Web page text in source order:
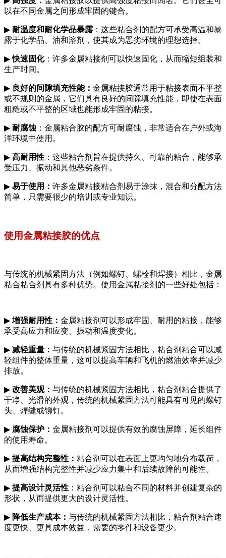
以在不同金属之间形成牢固的键合。
▶ 耐温度和耐化学品暴露 ：这些粘合剂的配方可承受高温和暴
露于化学品、油和溶剂，使其成为恶劣环境的理想选择。
▶快速固化：许多金属粘接剂可以快速固化，从而缩短组装和
生产时间。
▶ 良好的间隙填充性能： 金属粘接胶通常用于粘接表面不平整
或不规则的金属，它们具有良好的间隙填充性能，即使在表面
粗糙或不平整的区域也能形成牢固的粘接。
▶ 耐腐蚀 ：金属粘合胶的配方可耐腐蚀，非常适合在户外或海
洋环境中使用。
▶ 高耐用性 ：这些粘合剂旨在提供持久、可靠的粘合，能够承
受压力、振动和其他恶劣条件。
▶ 易于使用： 许多金属粘接粘合剂易于涂抹，混合和分配方法
简单，只需要很少的培训或专业知识。
使用金属粘接胶的优点
与传统的机械紧固方法（例如螺钉、螺栓和焊接）相比，金属
粘合粘合剂具有多种优势。使用金属粘接剂的一些好处包括：
▶ 增强耐用性： 金属粘接剂可以形成牢固、耐用的粘接，能够
承受高应力和应变、振动和温度变化。
▶ 减轻重量： 与传统的机械紧固方法相比，粘合剂粘合可以减
轻组件的整体重量，这可以提高车辆和飞机的燃油效率并减少
排放。
▶ 改善美观： 与传统的机械紧固方法相比，粘合剂粘合提供了
干净、光滑的外观，传统的机械紧固方法可能具有可见的螺钉
头、焊缝或铆钉。
▶ 腐蚀保护： 金属粘接剂可以提供有效的腐蚀屏障，延长组件
的使用寿命。
▶ 提高结构完整性： 粘合剂可以在表面上更均匀地分布载荷，
从而增强结构完整性并减少应力集中和后续故障的可能性。
▶ 提高设计灵活性 ：粘合剂可以粘合不同的材料并创建复杂的
形状，从而提供更大的设计灵活性。
▶ 降低生产成本： 与传统的机械紧固方法相比，粘合剂粘合速
度更快、更具成本效益，需要的零件和设备更少。